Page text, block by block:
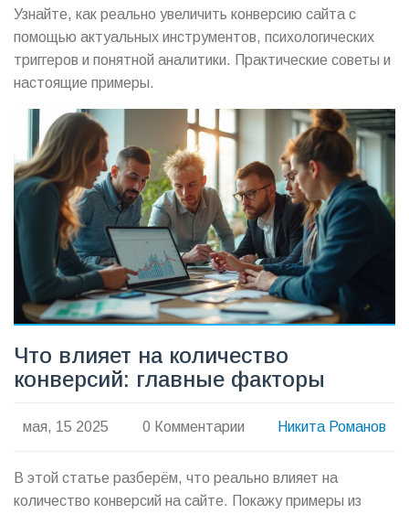
Узнайте, как реально увеличить конверсию сайта с
помощью актуальных инструментов, психологических
триггеров и понятной аналитики. Практические советы и
настоящие примеры.
Что влияет на количество
конверсий: главные факторы
мая, 15 2025 0 Комментарии Никита Романов
В этой статье разберём, что реально влияет на
количество конверсий на сайте. Покажу примеры из